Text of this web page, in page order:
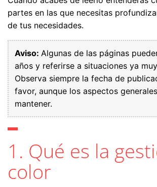
partes en las que necesitas
de tus necesidades.
Aviso: Algunas de las páginas
años y referirse a situaciones ya
Observa siempre la fecha de
favor, aunque los aspectos
mantener.
1. Qué es la
color